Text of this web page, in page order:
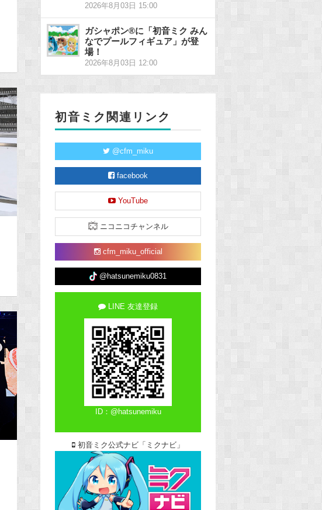
2026年8月03日 15:00
ガシャポン®に「初音ミク みん
なでプールフィギュア」が登
場！
2026年8月03日 12:00
初音ミク関連リンク
@cfm_miku
facebook
YouTube
ニコニコチャンネル
cfm_miku_official
@hatsunemiku0831
LINE 友達登録
ID：@hatsunemiku
初音ミク公式ナビ「ミクナビ」